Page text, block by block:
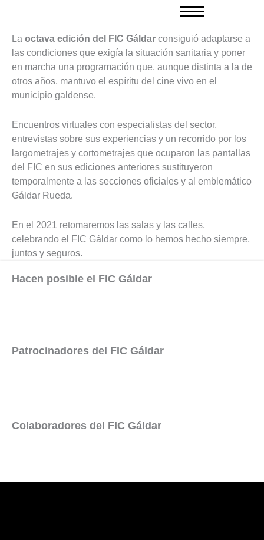
contenido
La octava edición del FIC Gáldar consiguió adaptarse a
las condiciones que exigía la situación sanitaria y poner
en marcha una programación que, aunque distinta a la de
otros años, mantuvo el espíritu del cine vivo en el
municipio galdense.
Encuentros virtuales con especialistas del sector,
entrevistas sobre sus experiencias y un recorrido por los
largometrajes y cortometrajes que ocuparon las pantallas
del FIC en sus ediciones anteriores sustituyeron
temporalmente a las secciones oficiales y al emblemático
Gáldar Rueda.
En el 2021 retomaremos las salas y las calles,
celebrando el FIC Gáldar como lo hemos hecho siempre,
juntos y seguros.
Hacen posible el FIC Gáldar
Patrocinadores del FIC Gáldar
Colaboradores del FIC Gáldar